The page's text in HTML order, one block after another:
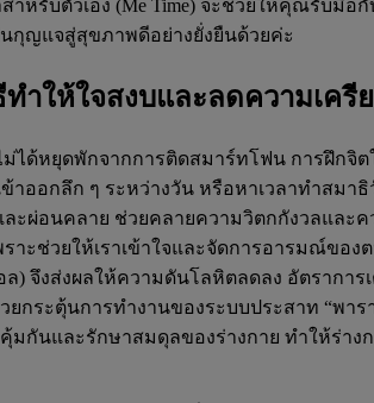
ำหรับตัวเอง (Me Time) จะช่วยให้คุณรับมือ
กุญแจสู่สุขภาพดีอย่างยั่งยืนด้วยค่ะ
ำให้ใจสงบและลดความเครี
ม่ได้หยุดพักจากการติดสมาร์ทโฟน การฝึกจิ
ออกลึก ๆ ระหว่างวัน หรือหาเวลาทำสมา
ะผ่อนคลาย ช่วยคลายความวิตกกังวลและ
าะช่วยให้เราเข้าใจและจัดการอารมณ์ของ
) จึงส่งผลให้ความดันโลหิตลดลง อัตราการ
ระตุ้นการทำงานของระบบประสาท “พาราซิ
มกันและรักษาสมดุลของร่างกาย ทำให้ร่าง